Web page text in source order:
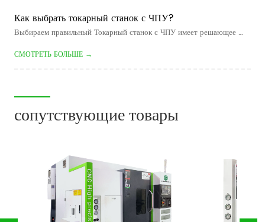
самых эф...
Как выбрать токарный станок с ЧПУ?
Выбираем правильный Токарный станок с ЧПУ имеет решающее
производственных затрат и обеспечения стабильного качества
СМОТРЕТЬ БОЛЬШЕ →
сопутствующие товары